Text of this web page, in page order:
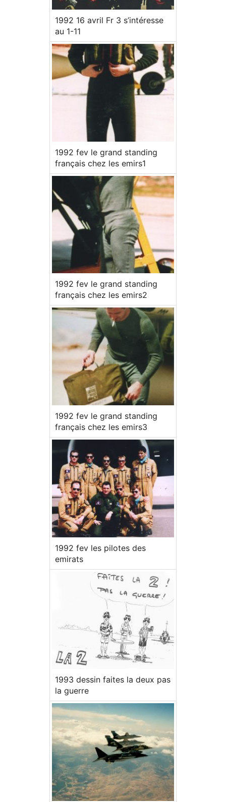
1992 16 avril Fr 3 s’intéresse
au 1-11
1992 fev le grand standing
français chez les emirs1
1992 fev le grand standing
français chez les emirs2
1992 fev le grand standing
français chez les emirs3
1992 fev les pilotes des
emirats
1993 dessin faites la deux pas
la guerre